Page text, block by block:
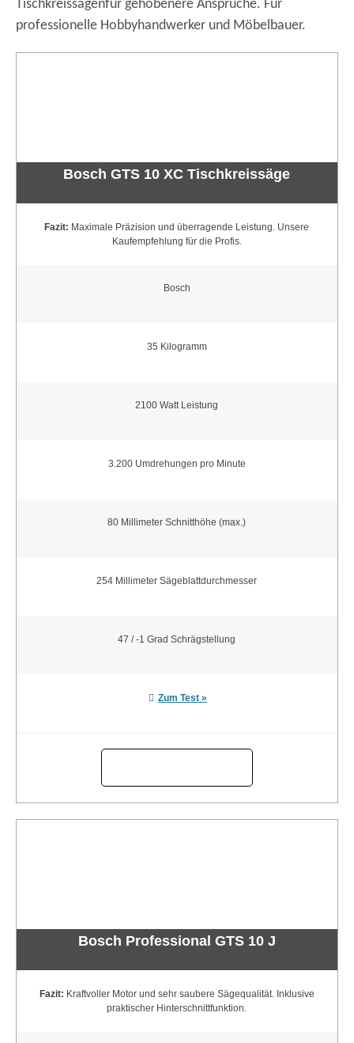
Tischkreissägenfür gehobenere Ansprüche. Für
professionelle Hobbyhandwerker und Möbelbauer.
Bosch GTS 10 XC Tischkreissäge
Fazit: Maximale Präzision und überragende Leistung. Unsere
Kaufempfehlung für die Profis.
Bosch
35 Kilogramm
2100 Watt Leistung
3.200 Umdrehungen pro Minute
80 Millimeter Schnitthöhe (max.)
254 Millimeter Sägeblattdurchmesser
47 / -1 Grad Schrägstellung
Zum Test »
Bosch Professional GTS 10 J
Fazit: Kraftvoller Motor und sehr saubere Sägequalität. Inklusive
praktischer Hinterschnittfunktion.